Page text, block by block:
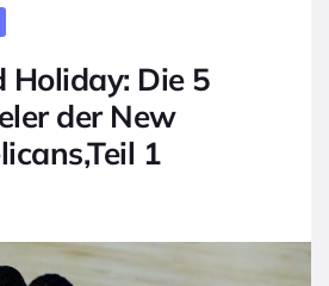
Holiday: Die 5
der New
1